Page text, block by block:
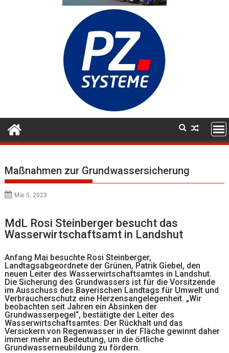
Maßnahmen zur Grundwassersicherung
Mai 5, 2023
MdL Rosi Steinberger besucht das
Wasserwirtschaftsamt in Landshut
Anfang Mai besuchte Rosi Steinberger,
Landtagsabgeordnete der Grünen, Patrik Giebel, den
neuen Leiter des Wasserwirtschaftsamtes in Landshut.
Die Sicherung des Grundwassers ist für die Vorsitzende
im Ausschuss des Bayerischen Landtags für Umwelt und
Verbraucherschutz eine Herzensangelegenheit. „Wir
beobachten seit Jahren ein Absinken der
Grundwasserpegel“, bestätigte der Leiter des
Wasserwirtschaftsamtes. Der Rückhalt und das
Versickern von Regenwasser in der Fläche gewinnt daher
immer mehr an Bedeutung, um die örtliche
Grundwasserneubildung zu fördern.